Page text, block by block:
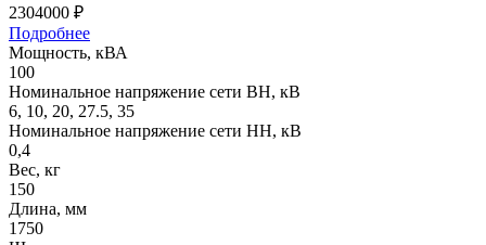
2304000 ₽
Подробнее
Мощность, кВА
100
Номинальное напряжение сети ВН, кВ
6, 10, 20, 27.5, 35
Номинальное напряжение сети НН, кВ
0,4
Вес, кг
150
Длина, мм
1750